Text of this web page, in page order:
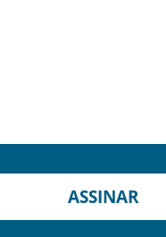
ASSINAR